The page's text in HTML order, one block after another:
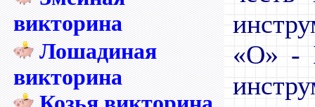
викторина
Лошадиная
викторина
«О» -